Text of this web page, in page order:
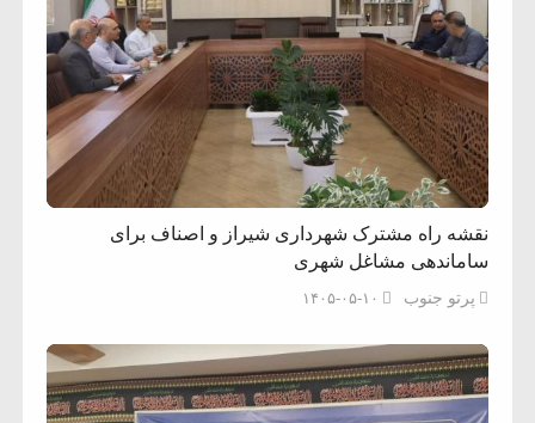
نقشه راه مشترک شهرداری شیراز و اصناف برای
ساماندهی مشاغل شهری
پرتو جنوب ۱۴۰۵-۰۵-۱۰